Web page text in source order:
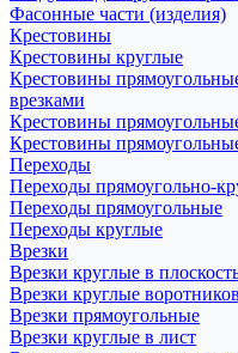
Фасонные части (изделия)
Крестовины
Крестовины круглые
Крестовины
врезками
Крестовины
Крестовины
Переходы
Переходы прямоугольно-
Переходы прямоугольные
Переходы круглые
Врезки
Врезки круглые в
Врезки круглые
Врезки прямоугольные
Врезки круглые в лист